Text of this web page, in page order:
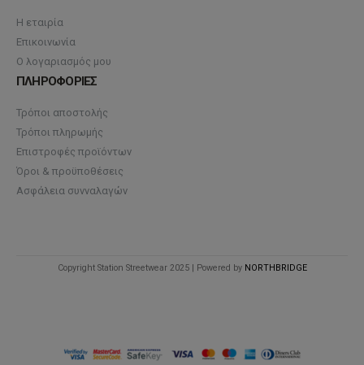
Η εταιρία
Επικοινωνία
Ο λογαριασμός μου
ΠΛΗΡΟΦΟΡΙΕΣ
Τρόποι αποστολής
Τρόποι πληρωμής
Επιστροφές προϊόντων
Όροι & προϋποθέσεις
Ασφάλεια συνναλαγών
Copyright Station Streetwear 2025 | Powered by NORTHBRIDGE